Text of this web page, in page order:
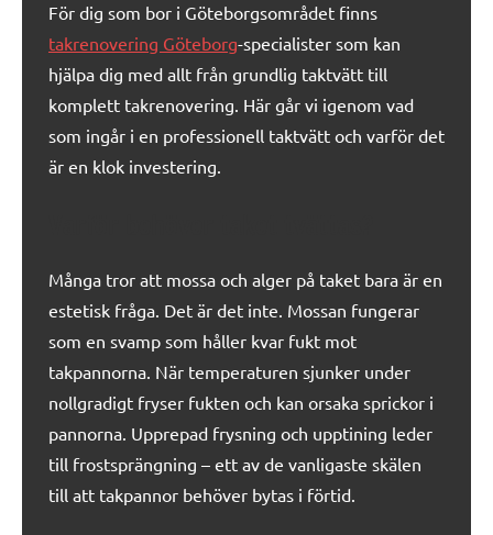
För dig som bor i Göteborgsområdet finns
takrenovering Göteborg-specialister som kan
hjälpa dig med allt från grundlig taktvätt till
komplett takrenovering. Här går vi igenom vad
som ingår i en professionell taktvätt och varför det
är en klok investering.
Många tror att mossa och alger på taket bara är en
estetisk fråga. Det är det inte. Mossan fungerar
som en svamp som håller kvar fukt mot
takpannorna. När temperaturen sjunker under
nollgradigt fryser fukten och kan orsaka sprickor i
pannorna. Upprepad frysning och upptining leder
till frostsprängning – ett av de vanligaste skälen
till att takpannor behöver bytas i förtid.